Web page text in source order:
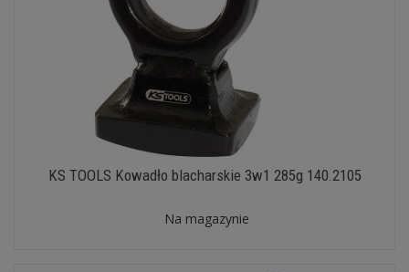
KS TOOLS Kowadło blacharskie 3w1 285g 140.2105
Na magazynie